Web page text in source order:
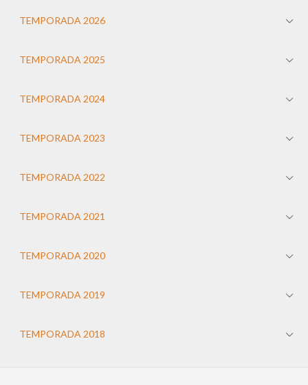
TEMPORADA 2026
TEMPORADA 2025
TEMPORADA 2024
TEMPORADA 2023
TEMPORADA 2022
TEMPORADA 2021
TEMPORADA 2020
TEMPORADA 2019
TEMPORADA 2018